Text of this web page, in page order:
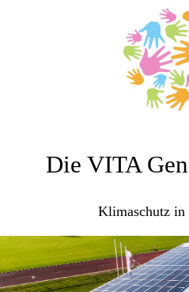
Die VITA
Klimaschutz in